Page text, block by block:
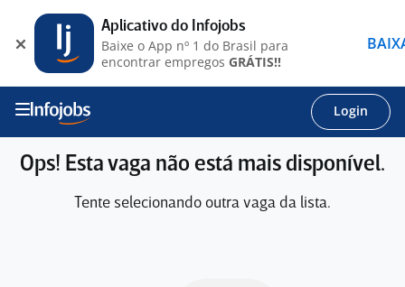
Login
Ops! Esta vaga não está mais disponível.
Tente selecionando outra vaga da lista.
Aplicativo do Infojobs
Baixe o App nº 1 do Brasil para
encontrar empregos GRÁTIS!!